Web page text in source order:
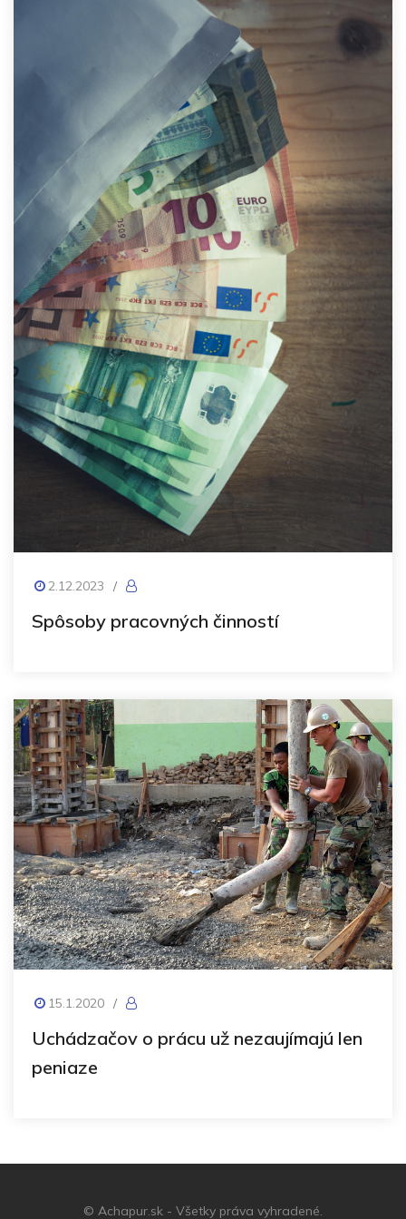
2.12.2023 /
Spôsoby pracovných činností
15.1.2020 /
Uchádzačov o prácu už nezaujímajú len
peniaze
© Achapur.sk - Všetky práva vyhradené.